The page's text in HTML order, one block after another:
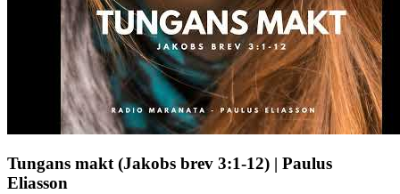
Tungans makt (Jakobs brev 3:1-12) | Paulus
Eliasson